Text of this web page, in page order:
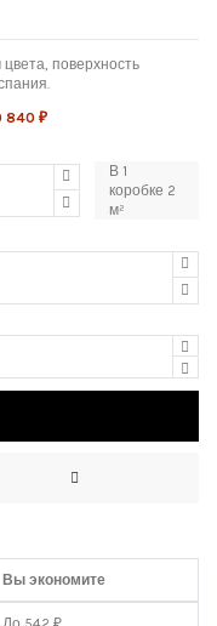
поверхность
840 ₽
В 1
коробке 2
м²
Вы экономите